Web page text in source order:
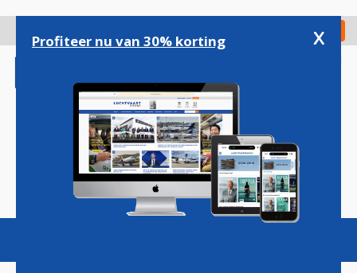
gaan
Check in
Magazine Podcasts Vacatures
Profiteer nu van 30% korting x